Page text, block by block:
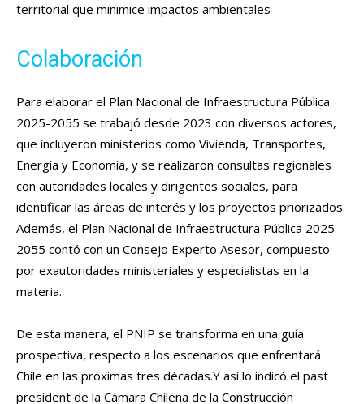
territorial que minimice impactos ambientales
Colaboración
Para elaborar el Plan Nacional de Infraestructura Pública
2025-2055 se trabajó desde 2023 con diversos actores,
que incluyeron ministerios como Vivienda, Transportes,
Energía y Economía, y se realizaron consultas regionales
con autoridades locales y dirigentes sociales, para
identificar las áreas de interés y los proyectos priorizados.
Además, el Plan Nacional de Infraestructura Pública 2025-
2055 contó con un Consejo Experto Asesor, compuesto
por exautoridades ministeriales y especialistas en la
materia.
De esta manera, el PNIP se transforma en una guía
prospectiva, respecto a los escenarios que enfrentará
Chile en las próximas tres décadas.Y así lo indicó el past
president de la Cámara Chilena de la Construcción